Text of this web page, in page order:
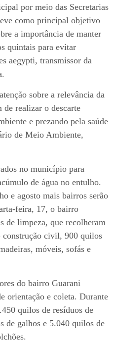
por meio das Secretarias
como principal objetivo
a importância de manter
quintais para evitar
aegypti, transmissor da
sobre a relevância da
de realizar o descarte
e prezando pela saúde
de Meio Ambiente,
no município para
de água no entulho.
e agosto mais bairros serão
feira, 17, o bairro
de limpeza, que recolheram
construção civil, 900 quilos
móveis, sofás e
do bairro Guarani
orientação e coleta. Durante
quilos de resíduos de
de galhos e 5.040 quilos de